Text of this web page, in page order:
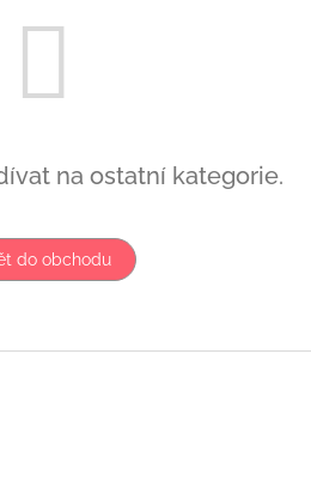
na ostatní kategorie.
do obchodu